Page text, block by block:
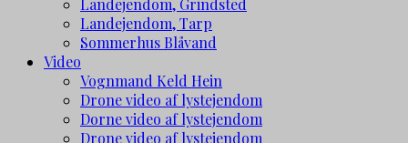
Landejendom, Grindsted
Landejendom, Tarp
Sommerhus Blåvand
Video
Vognmand Keld Hein
Drone video af lystejendom
Dorne video af lystejendom
Drone video af lystejendom